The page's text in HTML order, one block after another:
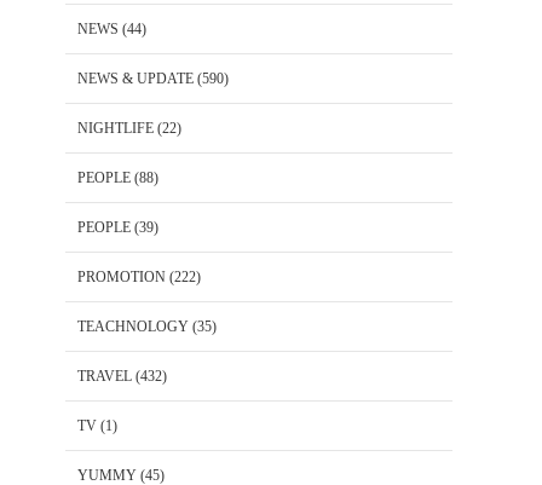
NEWS (44)
NEWS & UPDATE (590)
NIGHTLIFE (22)
PEOPLE (88)
PEOPLE (39)
PROMOTION (222)
TEACHNOLOGY (35)
TRAVEL (432)
TV (1)
YUMMY (45)